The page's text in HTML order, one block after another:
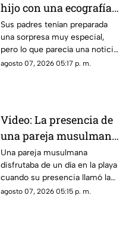
hijo con una ecografía
falsa y su reacción se
vuelve inolvidable
Sus padres tenían preparada
una sorpresa muy especial,
pero lo que parecía una noticia
increíble terminó siendo una
agosto 07, 2026 05:17 p. m.
Video: La presencia de
una pareja musulmana
en la playa provoca
reacciones
Una pareja musulmana
disfrutaba de un día en la playa
cuando su presencia llamó la
atención de los presentes.
agosto 07, 2026 05:15 p. m.